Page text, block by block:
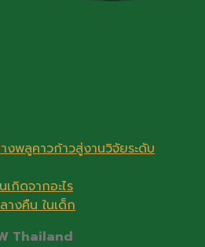
พลูคาวก้าวสู่งานวิจัยระดับ
เกิดจากอะไร
างคืน ในเด็ก
Thailand